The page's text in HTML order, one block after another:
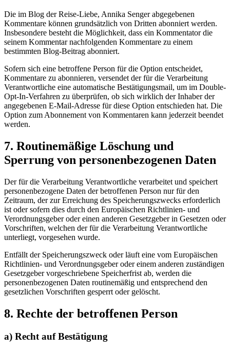
Die im Blog der Reise-Liebe, Annika Senger abgegebenen
Kommentare können grundsätzlich von Dritten abonniert werden.
Insbesondere besteht die Möglichkeit, dass ein Kommentator die
seinem Kommentar nachfolgenden Kommentare zu einem
bestimmten Blog-Beitrag abonniert.
Sofern sich eine betroffene Person für die Option entscheidet,
Kommentare zu abonnieren, versendet der für die Verarbeitung
Verantwortliche eine automatische Bestätigungsmail, um im Double-
Opt-In-Verfahren zu überprüfen, ob sich wirklich der Inhaber der
angegebenen E-Mail-Adresse für diese Option entschieden hat. Die
Option zum Abonnement von Kommentaren kann jederzeit beendet
werden.
7. Routinemäßige Löschung und
Sperrung von personenbezogenen Daten
Der für die Verarbeitung Verantwortliche verarbeitet und speichert
personenbezogene Daten der betroffenen Person nur für den
Zeitraum, der zur Erreichung des Speicherungszwecks erforderlich
ist oder sofern dies durch den Europäischen Richtlinien- und
Verordnungsgeber oder einen anderen Gesetzgeber in Gesetzen oder
Vorschriften, welchen der für die Verarbeitung Verantwortliche
unterliegt, vorgesehen wurde.
Entfällt der Speicherungszweck oder läuft eine vom Europäischen
Richtlinien- und Verordnungsgeber oder einem anderen zuständigen
Gesetzgeber vorgeschriebene Speicherfrist ab, werden die
personenbezogenen Daten routinemäßig und entsprechend den
gesetzlichen Vorschriften gesperrt oder gelöscht.
8. Rechte der betroffenen Person
a) Recht auf Bestätigung